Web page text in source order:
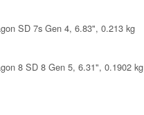
SD 7s Gen 4, 6.83", 0.213 kg
8 SD 8 Gen 5, 6.31", 0.1902 kg